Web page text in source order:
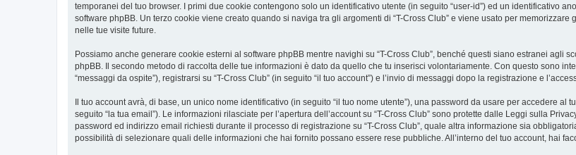
temporanei del tuo browser. I primi due cookie contengono solo un identificativo utente (in seguito “user-id”) ed un identificativo
software phpBB. Un terzo cookie viene creato quando si naviga tra gli argomenti di “T-Cross Club” e viene usato per
nelle tue visite future.
Possiamo anche generare cookie esterni al software phpBB mentre navighi su “T-Cross Club”, benché questi siano estranei agli
phpBB. Il secondo metodo di raccolta delle tue informazioni è dato da quello che tu inserisci volontariamente. Con questo sono
“messaggi da ospite”), registrarsi su “T-Cross Club” (in seguito “il tuo account”) e l’invio di messaggi dopo la registrazione e
Il tuo account avrà, di base, un unico nome identificativo (in seguito “il tuo nome utente”), una password da usare per accedere al
seguito “la tua email”). Le informazioni rilasciate per l’apertura dell’account su “T-Cross Club” sono protette dalle Leggi sulla
password ed indirizzo email richiesti durante il processo di registrazione su “T-Cross Club”, quale altra informazione sia
possibilità di selezionare quali delle informazioni che hai fornito possano essere rese pubbliche. All’interno del tuo account, hai